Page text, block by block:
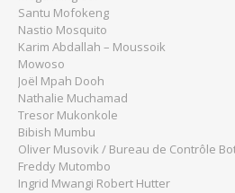
Santu Mofokeng
Nastio Mosquito
Karim Abdallah – Moussoik
Mowoso
Joël Mpah Dooh
Nathalie Muchamad
Tresor Mukonkole
Bibish Mumbu
Oliver Musovik / Bureau de Contrôle
Freddy Mutombo
Ingrid Mwangi Robert Hutter